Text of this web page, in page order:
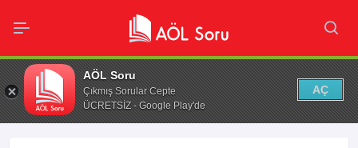
AÖL Soru
Çıkmış Sorular Cepte
ÜCRETSİZ - Google Play'de
AÇ